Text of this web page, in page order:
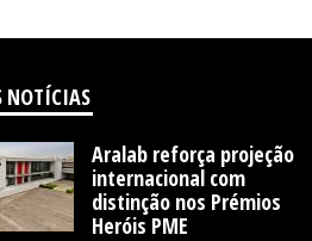
NOTÍCIAS
Aralab reforça projeção
internacional com
distinção nos Prémios
Heróis PME